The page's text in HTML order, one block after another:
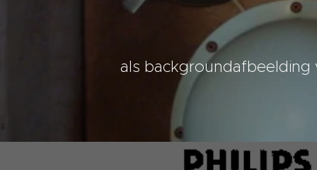
als backgroundafbeelding